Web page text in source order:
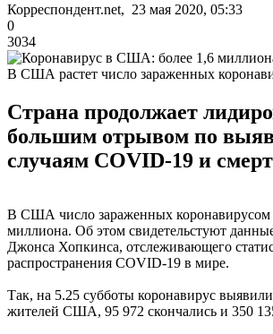
Корреспондент.net, 23 мая 2020, 05:33
0
3034
В США растет число зараженных
Страна продолжает
большим отрывом по
случаям COVID-19 и
В США число зараженных коронавирусом
миллиона. Об этом свидетельстуют
Джонса Хопкинса, отслеживающего
распространения COVID-19 в мире.
Так, на 5.25 субботы коронавирус
жителей США, 95 972 скончались и 350